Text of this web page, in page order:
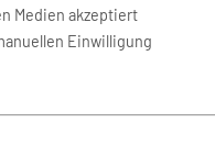
anderen
zum Ziel. Der
größten in Spanien.
werden von vielen
Medien akzeptiert
Einwilligung